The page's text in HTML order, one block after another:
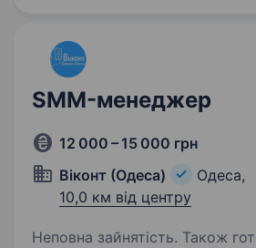
SMM-менеджер
12 000 – 15 000 грн
Віконт (Одеса)
Одеса,
10,0 км від центру
Неповна зайнятість. Також